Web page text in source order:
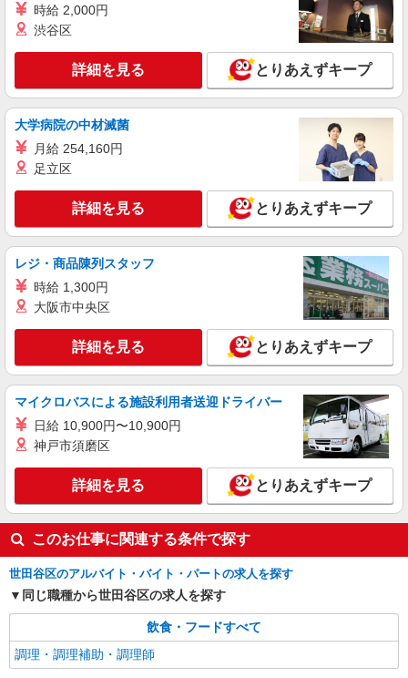
アルバイト パート
コンパスグループ・ジャパン株式会社 39655_p
調理補助【アルバイト・パート】
時給1,300円以上 試用期間中 時給1,300円以上
(試用期間2ヶ月) 残業が発生した場合、残業代を1
分単位で別途支給します。
三軒茶屋第一病院 （東京都世田谷区三軒茶屋
詳細を見る
パート
SOMPOケア ラヴィーレ 二子玉川
調理・食器洗浄・発注
時給1360円〜1510円 ※経験等による ★早朝時
給（5:00〜8:00）時給＋100円 ★希望収入があり
ましたら、ご相談いただければ希望条件に合うか
の確認もいたします。 ★時間外手当別途支給 ★上
記金額は働きがい向上手当を含みます。 ★働きが
い向上手当※26年6月改定（地域により異なる）
社会保険加入者は更に＋50円
詳細を見る
アルバイト パート
コンパスグループ・ジャパン株式会社 21237_p
調理補助【アルバイト・パート】
時給1,250円以上 試用期間中 時給1,250円以上
(試用期間2ヶ月) 17:00〜21:00 時給1,500円以上 残
業が発生した場合、残業代を1分単位で別途支給し
ます。
楽天クリムゾンハウス （東京都世田谷区玉川
一丁目14番1号 タワーオフィス9F）
キープ 詳細を見る
時給 2,000円
渋谷区
詳細を見る とりあえずキープ
大学病院の中材滅菌
月給 254,160円
足立区
詳細を見る とりあえずキープ
レジ・商品陳列スタッフ
時給 1,300円
大阪市中央区
詳細を見る とりあえずキープ
マイクロバスによる施設利用者送迎ドライバー
日給 10,900円〜10,900円
神戸市須磨区
詳細を見る とりあえずキープ
このお仕事に関連する条件で探す
世田谷区のアルバイト・バイト・パートの求人を探す
同じ職種から世田谷区の求人を探す
飲食・フードすべて
調理・調理補助・調理師